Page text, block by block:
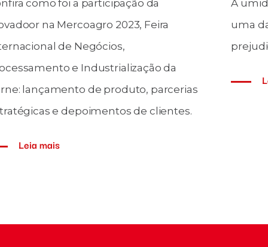
qualidade do ar. Confira
para se adequar a essa
está
cumprimento da